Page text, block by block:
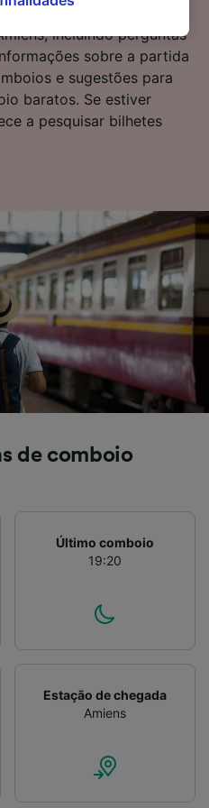
informações acerca da
incluindo perguntas
sobre a partida
e sugestões para
baratos. Se estiver
a pesquisar bilhetes
de comboio
Último comboio
19:20
Estação de chegada
Amiens
Estas escolhas serão
parceiros e não
Seus dados
fins de rastreamento
não ser rastreado.
características do
Armazenar e/ou
um dispositivo.
personalizados,
e conteúdo, pesquisa
de serviços..